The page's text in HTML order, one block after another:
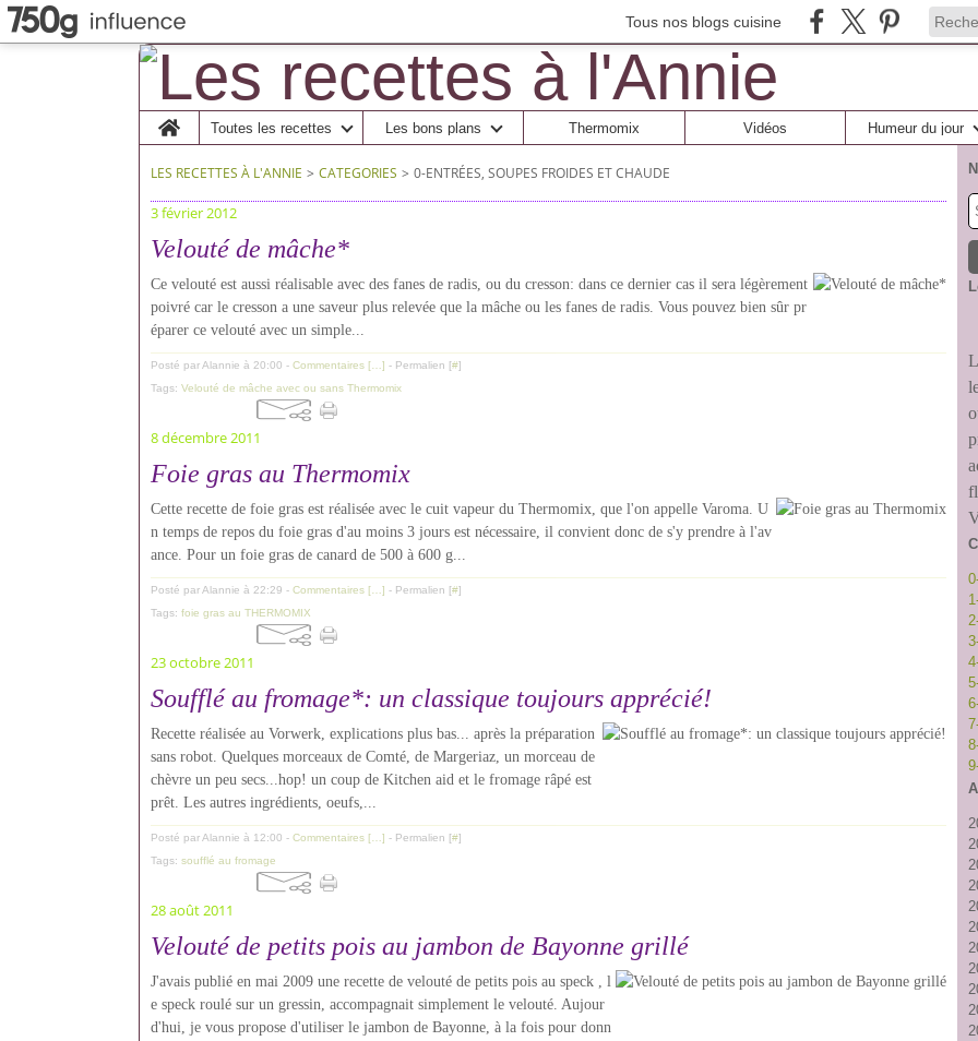
Tous nos blogs cuisine
Home
Toutes les recettes Les bons plans Thermomix Vidéos Humeur du jour
LES RECETTES À L'ANNIE > CATEGORIES > 0-ENTRÉES, SOUPES FROIDES ET CHAUDE
3 février 2012
Velouté de mâche*
Ce velouté est aussi réalisable avec des fanes de radis, ou du cresson: dans ce dernier cas il sera légèrement
poivré car le cresson a une saveur plus relevée que la mâche ou les fanes de radis. Vous pouvez bien sûr pr
éparer ce velouté avec un simple...
Posté par Alannie à 20:00 - Commentaires [ ] - Permalien [#]
Tags: Velouté de mâche avec ou sans Thermomix
8 décembre 2011
Foie gras au Thermomix
Cette recette de foie gras est réalisée avec le cuit vapeur du Thermomix, que l'on appelle Varoma. U
n temps de repos du foie gras d'au moins 3 jours est nécessaire, il convient donc de s'y prendre à l'av
ance. Pour un foie gras de canard de 500 à 600 g...
Posté par Alannie à 22:29 - Commentaires [ ] - Permalien [#]
Tags: foie gras au THERMOMIX
23 octobre 2011
Soufflé au fromage*: un classique toujours apprécié!
Recette réalisée au Vorwerk, explications plus bas... après la préparation
sans robot. Quelques morceaux de Comté, de Margeriaz, un morceau de
chèvre un peu secs...hop! un coup de Kitchen aid et le fromage râpé est
prêt. Les autres ingrédients, oeufs,...
Posté par Alannie à 12:00 - Commentaires [ ] - Permalien [#]
Tags: soufflé au fromage
28 août 2011
Velouté de petits pois au jambon de Bayonne grillé
J'avais publié en mai 2009 une recette de velouté de petits pois au speck , l
e speck roulé sur un gressin, accompagnait simplement le velouté. Aujour
d'hui, je vous propose d'utiliser le jambon de Bayonne, à la fois pour donn